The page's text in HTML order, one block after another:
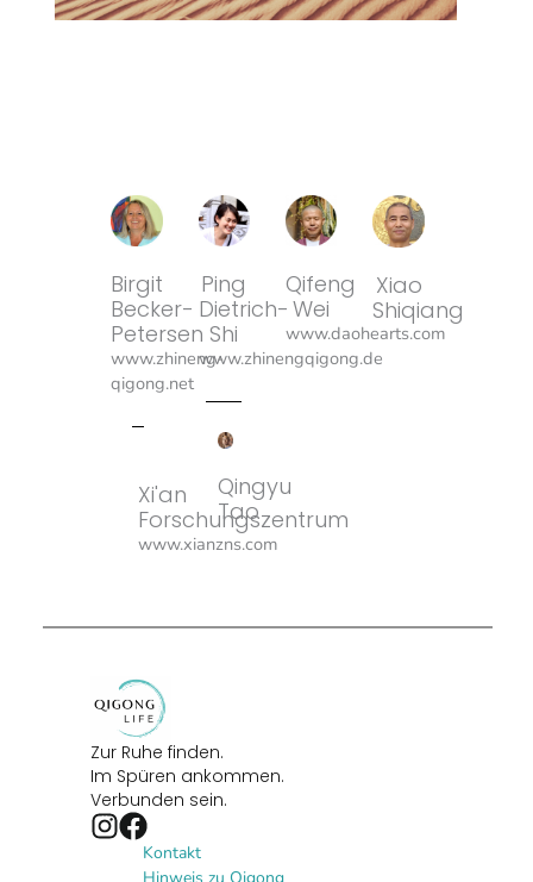
Birgit
Becker-
Petersen
www.zhineng-
qigong.net
Xi'an
Forschungszentrum
www.xianzns.com
Ping
Dietrich-
Shi
www.zhinengqigong.de
Qingyu
Tao
Qifeng
Wei
www.daohearts.com
Xiao
Shiqiang
Zur Ruhe finden.
Im Spüren ankommen.
Verbunden sein.
Kontakt